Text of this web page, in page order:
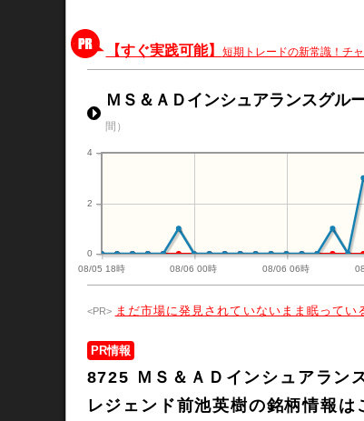
【すぐ実践可能】 短期トレードの新常識！チ
ＭＳ＆ＡＤインシュアランスグル
間）
08/05 18時 08/06 00時 08/06 06時
0
2
4
まだ市場に発見されていないまま眠ってい
PR情報
8725 ＭＳ＆ＡＤインシュアラン
レジェンド前池英樹の銘柄情報は